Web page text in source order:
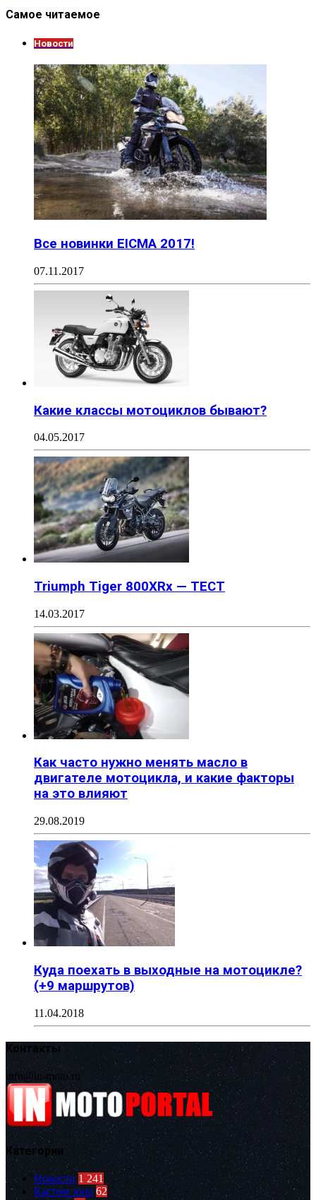
Самое читаемое
Новости
Все новинки EICMA 2017!
07.11.2017
Какие классы мотоциклов бывают?
04.05.2017
Triumph Tiger 800XRx — ТЕСТ
14.03.2017
Как часто нужно менять масло в
двигателе мотоцикла, и какие факторы
на это влияют
29.08.2019
Куда поехать в выходные на мотоцикле?
(+9 маршрутов)
11.04.2018
Контакты
info@in-moto.ru
Категории
Новости 1 241
Кастом зона 62